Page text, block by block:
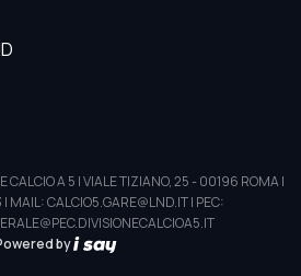
CALCIO A 5 | VIALE TIZIANO, 25 - 00196 ROMA |
CALCIO5.GARE@LND.IT | PEC:
by